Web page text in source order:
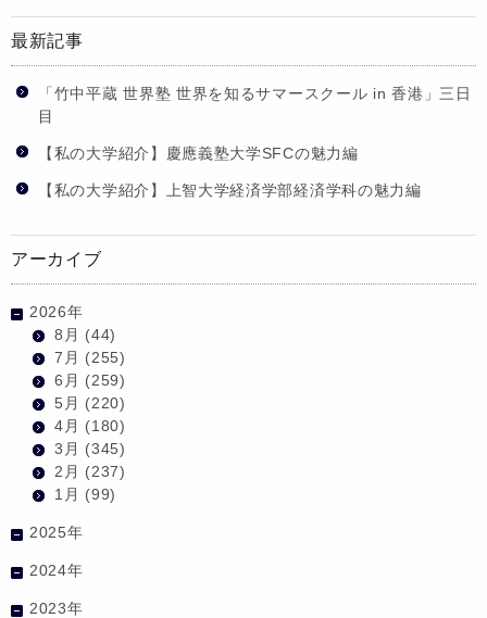
最新記事
「竹中平蔵 世界塾 世界を知るサマースクール in 香港」三日
目
【私の大学紹介】慶應義塾大学SFCの魅力編
【私の大学紹介】上智大学経済学部経済学科の魅力編
アーカイブ
2026年
8月 (44)
7月 (255)
6月 (259)
5月 (220)
4月 (180)
3月 (345)
2月 (237)
1月 (99)
2025年
2024年
2023年